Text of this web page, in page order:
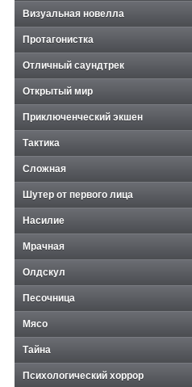
Визуальная новелла
Протагонистка
Отличный саундтрек
Открытый мир
Приключенческий экшен
Тактика
Сложная
Шутер от первого лица
Насилие
Мрачная
Олдскул
Песочница
Мясо
Тайна
Психологический хоррор